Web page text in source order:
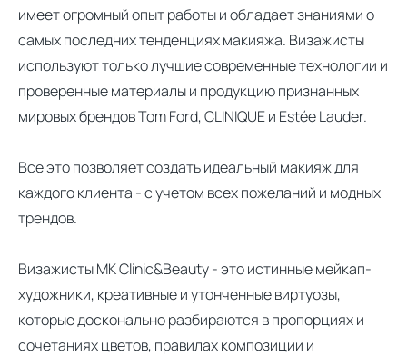
имеет огромный опыт работы и обладает знаниями о
самых последних тенденциях макияжа. Визажисты
используют только лучшие современные технологии и
проверенные материалы и продукцию признанных
мировых брендов Tom Ford, CLINIQUE и Estée Lauder.
Все это позволяет создать идеальный макияж для
каждого клиента - с учетом всех пожеланий и модных
трендов.
Визажисты MK Clinic&Beauty - это истинные мейкап-
художники, креативные и утонченные виртуозы,
которые досконально разбираются в пропорциях и
сочетаниях цветов, правилах композиции и